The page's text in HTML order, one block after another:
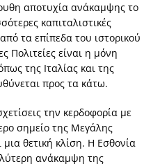
αποτυχία ανάκαμψης το
καπιταλιστικές
τα επίπεδα του ιστορικού
Πολιτείες είναι η μόνη
της Ιταλίας και της
προς τα κάτω.
την κερδοφορία με
σημείο της Μεγάλης
θετική κλίση. Η Εσθονία
ανάκαμψη της